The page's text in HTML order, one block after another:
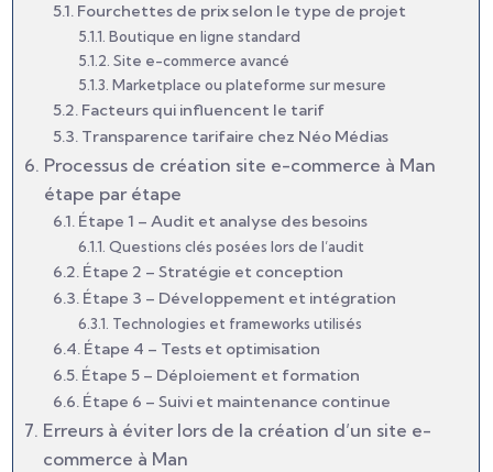
Fourchettes de prix selon le type de projet
Boutique en ligne standard
Site e-commerce avancé
Marketplace ou plateforme sur mesure
Facteurs qui influencent le tarif
Transparence tarifaire chez Néo Médias
Processus de création site e-commerce à Man
étape par étape
Étape 1 – Audit et analyse des besoins
Questions clés posées lors de l’audit
Étape 2 – Stratégie et conception
Étape 3 – Développement et intégration
Technologies et frameworks utilisés
Étape 4 – Tests et optimisation
Étape 5 – Déploiement et formation
Étape 6 – Suivi et maintenance continue
Erreurs à éviter lors de la création d’un site e-
commerce à Man